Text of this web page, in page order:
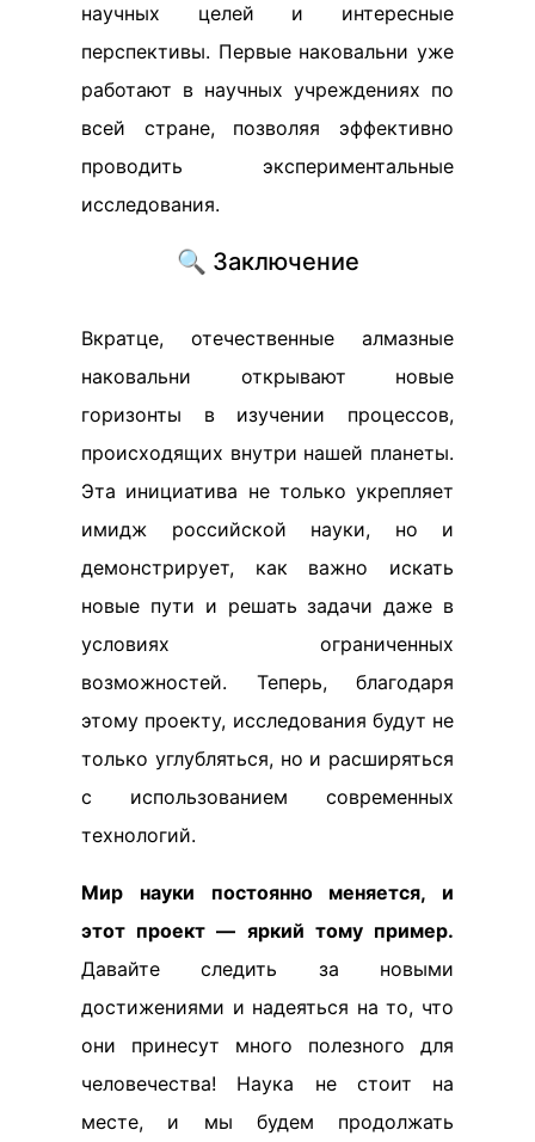
научных целей и интересные
перспективы. Первые наковальни уже
работают в научных учреждениях по
всей стране, позволяя эффективно
проводить экспериментальные
исследования.
🔍 Заключение
Вкратце, отечественные алмазные
наковальни открывают новые
горизонты в изучении процессов,
происходящих внутри нашей планеты.
Эта инициатива не только укрепляет
имидж российской науки, но и
демонстрирует, как важно искать
новые пути и решать задачи даже в
условиях ограниченных
возможностей. Теперь, благодаря
этому проекту, исследования будут не
только углубляться, но и расширяться
с использованием современных
технологий.
Мир науки постоянно меняется, и
этот проект — яркий тому пример.
Давайте следить за новыми
достижениями и надеяться на то, что
они принесут много полезного для
человечества! Наука не стоит на
месте, и мы будем продолжать